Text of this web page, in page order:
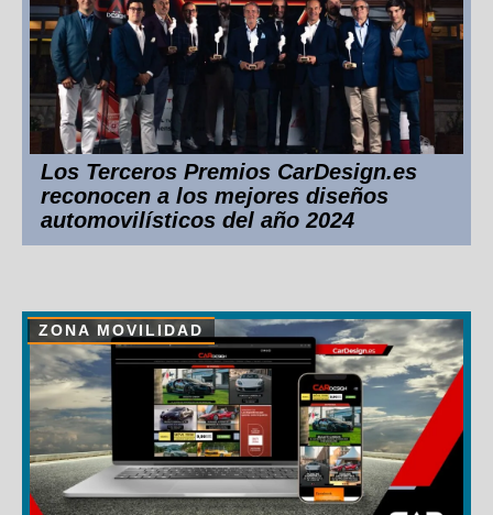
Los Terceros Premios CarDesign.es
reconocen a los mejores diseños
automovilísticos del año 2024
ZONA MOVILIDAD